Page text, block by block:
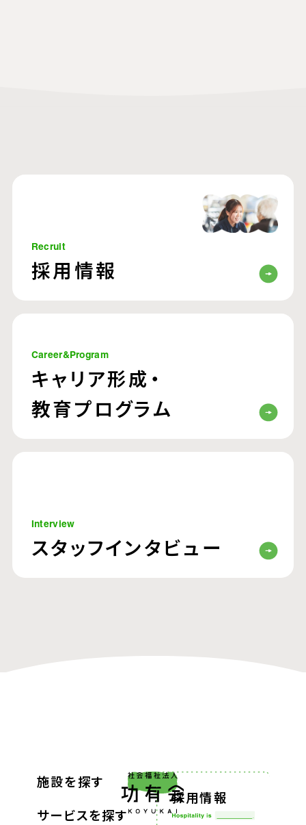
Recruit
採用情報
Career&Program
キャリア形成・
教育プログラム
Interview
スタッフインタビュー
施設を探す
サービスを探す
採用情報